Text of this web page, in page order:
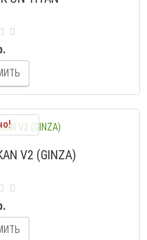
V2 (GINZA)